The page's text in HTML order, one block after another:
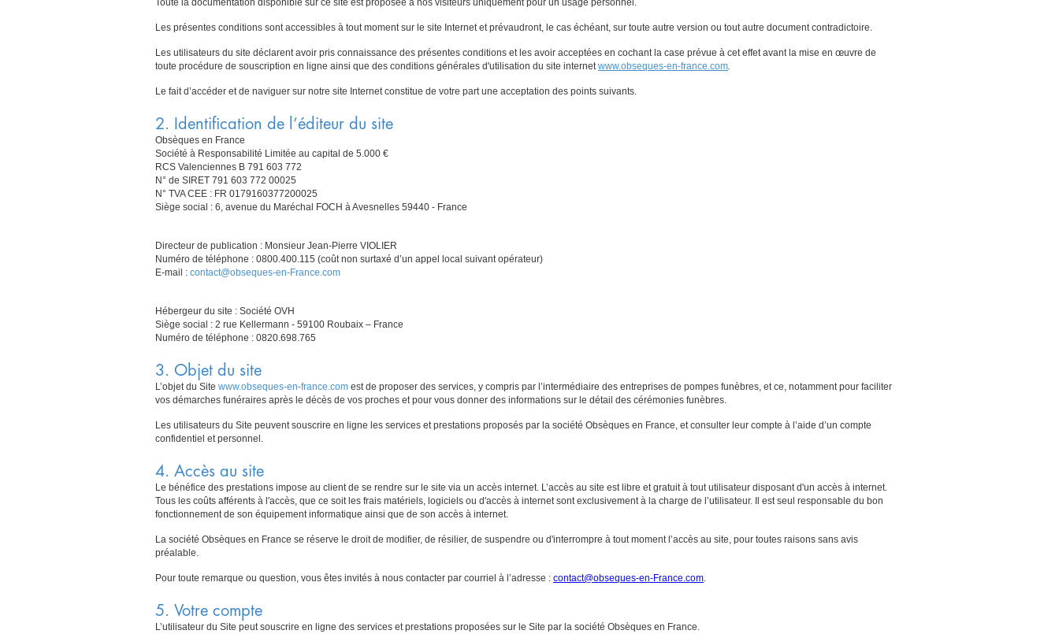
Toute la documentation disponible sur ce site est proposée à nos visiteurs uniquement pour un usage personnel.
Les présentes conditions sont accessibles à tout moment sur le site Internet et prévaudront, le cas échéant, sur toute autre version ou tout autre document contradictoire.
Les utilisateurs du site déclarent avoir pris connaissance des présentes conditions et les avoir acceptées en cochant la case prévue à cet effet avant la mise en œuvre de
toute procédure de souscription en ligne ainsi que des conditions générales d'utilisation du site internet www.obseques-en-france.com.
Le fait d’accéder et de naviguer sur notre site Internet constitue de votre part une acceptation des points suivants.
2. Identification de l’éditeur du site
Obsèques en France
Société à Responsabilité Limitée au capital de 5.000 €
RCS Valenciennes B 791 603 772
N° de SIRET 791 603 772 00025
N° TVA CEE : FR 0179160377200025
Siège social : 6, avenue du Maréchal FOCH à Avesnelles 59440 - France
Directeur de publication : Monsieur Jean-Pierre VIOLIER
Numéro de téléphone : 0800.400.115 (coût non surtaxé d’un appel local suivant opérateur)
E-mail : contact@obseques-en-France.com
Hébergeur du site : Société OVH
Siège social : 2 rue Kellermann - 59100 Roubaix – France
Numéro de téléphone : 0820.698.765
3. Objet du site
L’objet du Site www.obseques-en-france.com est de proposer des services, y compris par l’intermédiaire des entreprises de pompes funèbres, et ce, notamment pour faciliter
vos démarches funéraires après le décès de vos proches et pour vous donner des informations sur le détail des cérémonies funèbres.
Les utilisateurs du Site peuvent souscrire en ligne les services et prestations proposés par la société Obsèques en France, et consulter leur compte à l’aide d’un compte
confidentiel et personnel.
4. Accès au site
Le bénéfice des prestations impose au client de se rendre sur le site via un accès internet. L’accès au site est libre et gratuit à tout utilisateur disposant d'un accès à internet.
Tous les coûts afférents à l'accès, que ce soit les frais matériels, logiciels ou d'accès à internet sont exclusivement à la charge de l’utilisateur. Il est seul responsable du bon
fonctionnement de son équipement informatique ainsi que de son accès à internet.
La société Obsèques en France se réserve le droit de modifier, de résilier, de suspendre ou d'interrompre à tout moment l’accès au site, pour toutes raisons sans avis
préalable.
Pour toute remarque ou question, vous êtes invités à nous contacter par courriel à l’adresse : contact@obseques-en-France.com.
5. Votre compte
L’utilisateur du Site peut souscrire en ligne des services et prestations proposées sur le Site par la société Obsèques en France.